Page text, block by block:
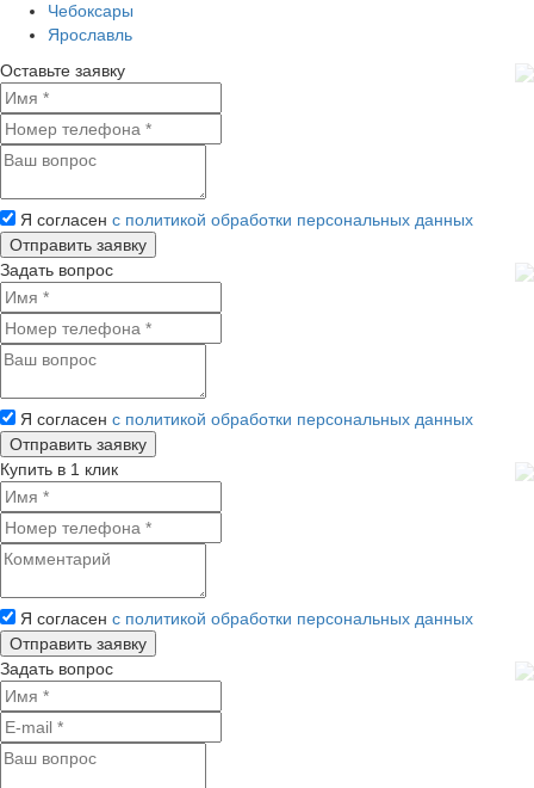
Чебоксары
Ярославль
Оставьте заявку
Я согласен с политикой обработки персональных данных
Задать вопрос
Я согласен с политикой обработки персональных данных
Купить в 1 клик
Я согласен с политикой обработки персональных данных
Задать вопрос